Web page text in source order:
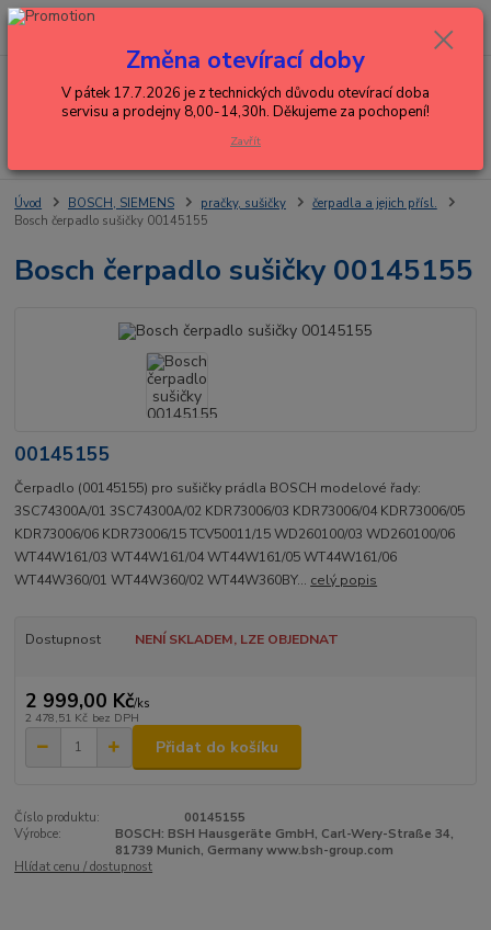
Menu
+420 602 288 130
0,00 Kč
Úvod BOSCH, SIEMENS pračky, sušičky
čerpadla a jejich přísl.
Bosch čerpadlo sušičky 00145155
Bosch čerpadlo sušičky 00145155
00145155
Čerpadlo (00145155) pro sušičky prádla BOSCH modelové řady:
3SC74300A/01 3SC74300A/02 KDR73006/03 KDR73006/04 KDR73006/05
KDR73006/06 KDR73006/15 TCV50011/15 WD260100/03 WD260100/06
WT44W161/03 WT44W161/04 WT44W161/05 WT44W161/06
WT44W360/01 WT44W360/02 WT44W360BY... celý popis
Dostupnost NENÍ SKLADEM, LZE OBJEDNAT
2 999,00 Kč/ks
2 478,51 Kč bez DPH
Přidat do košíku
Číslo produktu:
00145155
Výrobce:
BOSCH: BSH Hausgeräte GmbH, Carl-Wery-Straße 34,
81739 Munich, Germany www.bsh-group.com
Hlídat cenu / dostupnost
Změna otevírací doby
V pátek 17.7.2026 je z technických důvodu otevírací doba
servisu a prodejny 8,00-14,30h. Děkujeme za pochopení!
Zavřít